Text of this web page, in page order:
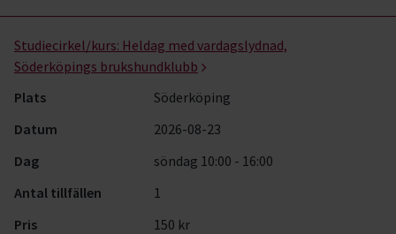
Studiecirkel/kurs: Heldag med vardagslydnad,
Söderköpings brukshundklubb
Plats
Söderköping
Datum
2026-08-23
Dag
söndag 10:00 - 16:00
Antal tillfällen
1
Pris
150 kr